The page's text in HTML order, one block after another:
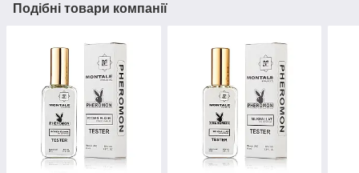
Подібні товари компанії